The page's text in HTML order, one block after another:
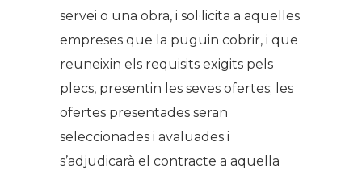
servei o una obra, i sol·licita a aquelles
empreses que la puguin cobrir, i que
reuneixin els requisits exigits pels
plecs, presentin les seves ofertes; les
ofertes presentades seran
seleccionades i avaluades i
s’adjudicarà el contracte a aquella